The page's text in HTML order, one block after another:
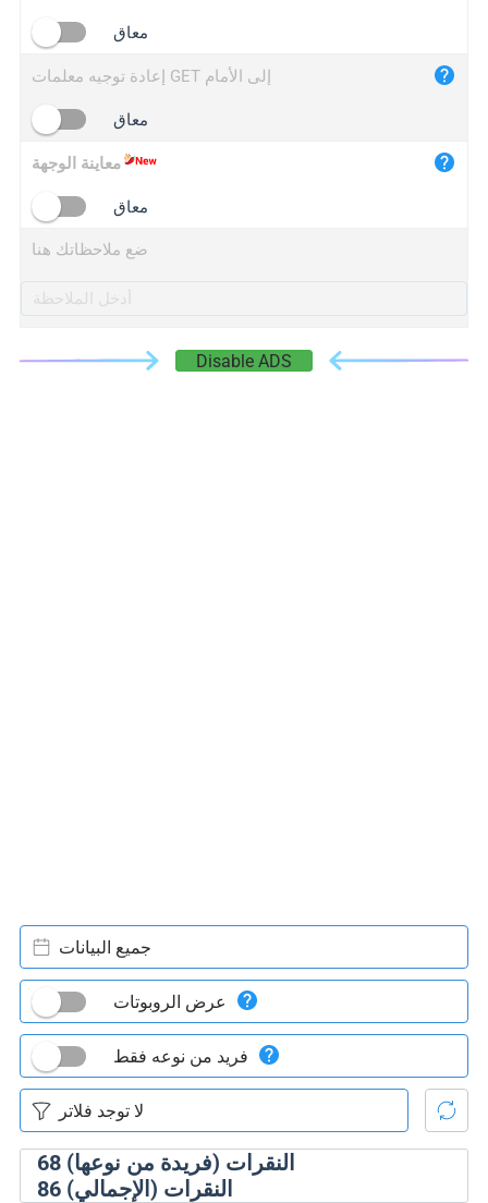
معاق
إعادة توجيه معلمات GET إلى الأمام
معاق
معاينة الوجهة
معاق
ضع ملاحظاتك هنا
Disable ADS
68 النقرات (فريدة من نوعها)
86 النقرات (الإجمالي)
جميع البيانات
عرض الروبوتات
فريد من نوعه فقط